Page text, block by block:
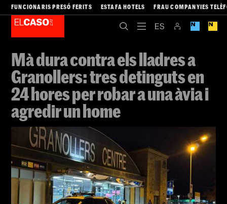
FUNCIONARIS PRESÓ FERITS ESTAFA HOTELS FRAU COMPANYIES
Mà dura contra els lladres a
Granollers: tres detinguts en
24 hores per robar a una àvia i
agredir un home